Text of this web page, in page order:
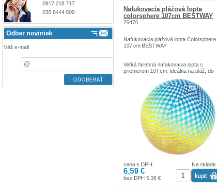
Nafukovacia plážová lopta
colorsphere 107cm BESTWAY
26470
Nafukovacia plážová lopta Colorsphere
107 cm BESTWAY
Veľká farebná nafukovacia lopta s
priemerom 107 cm, ideálna na pláž, do
odolná a jednoduchá na nafúknutie a
skladovanie. Poskytuje zábavu pre deti
dospelých.
Na sklade
cena s DPH:
6,59 €
bez DPH 5,36 €
0917 218 717
035 6444 800
Odber noviniek
Váš e-mail